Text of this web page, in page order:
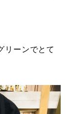
リーンでとて